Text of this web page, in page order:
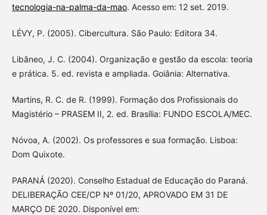
tecnologia-na-palma-da-mao. Acesso em: 12 set. 2019.
LÉVY, P. (2005). Cibercultura. São Paulo: Editora 34.
Libâneo, J. C. (2004). Organização e gestão da escola: teoria
e prática. 5. ed. revista e ampliada. Goiânia: Alternativa.
Martins, R. C. de R. (1999). Formação dos Profissionais do
Magistério – PRASEM II, 2. ed. Brasília: FUNDO ESCOLA/MEC.
Nóvoa, A. (2002). Os professores e sua formação. Lisboa:
Dom Quixote.
PARANÁ (2020). Conselho Estadual de Educação do Paraná.
DELIBERAÇÃO CEE/CP Nº 01/20, APROVADO EM 31 DE
MARÇO DE 2020. Disponível em: